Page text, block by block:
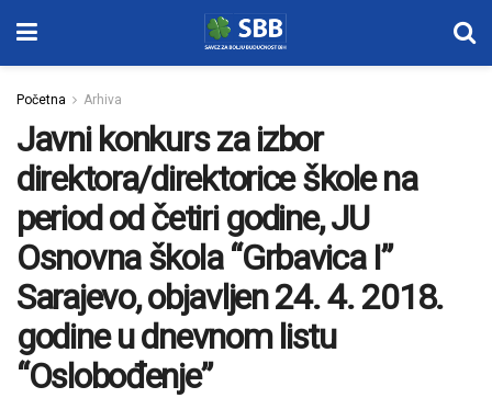
Početna Arhiva
Javni konkurs za izbor
direktora/direktorice škole na
period od četiri godine, JU
Osnovna škola “Grbavica I”
Sarajevo, objavljen 24. 4. 2018.
godine u dnevnom listu
“Oslobođenje”